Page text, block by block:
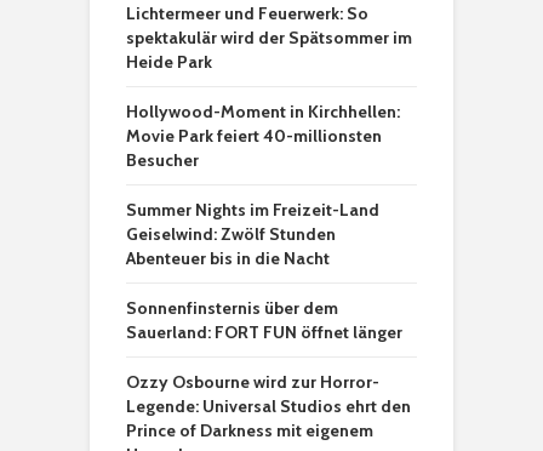
Lichtermeer und Feuerwerk: So
spektakulär wird der Spätsommer im
Heide Park
Hollywood-Moment in Kirchhellen:
Movie Park feiert 40-millionsten
Besucher
Summer Nights im Freizeit-Land
Geiselwind: Zwölf Stunden
Abenteuer bis in die Nacht
Sonnenfinsternis über dem
Sauerland: FORT FUN öffnet länger
Ozzy Osbourne wird zur Horror-
Legende: Universal Studios ehrt den
Prince of Darkness mit eigenem